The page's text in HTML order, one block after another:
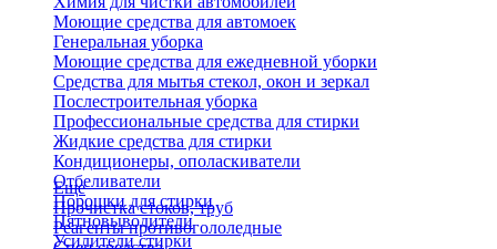
Моющие средства для автомоек
Генеральная уборка
Моющие средства для ежедневной уборки
Средства для мытья стекол, окон и зеркал
Послестроительная уборка
Профессиональные средства для стирки
Жидкие средства для стирки
Кондиционеры, ополаскиватели
Отбеливатели
Порошки для стирки
Пятновыводители
Усилители стирки
Еще
Прочистка стоков, труб
Реагенты противогололедные